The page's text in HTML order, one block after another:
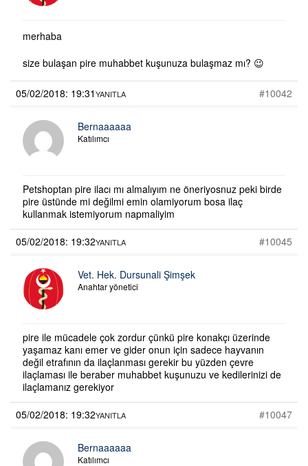
merhaba
size bulaşan pire muhabbet kuşunuza bulaşmaz mı? 😉
05/02/2018: 19:31 #10042
YANITLA
Bernaaaaaa
Katılımcı
Petshoptan pire ilacı mı almalıyım ne öneriyosnuz peki birde
pire üstünde mi değilmi emin olamiyorum bosa ilaç
kullanmak istemiyorum napmaliyim
05/02/2018: 19:32
#10045
YANITLA
Vet. Hek. Dursunali Şimşek
Anahtar yönetici
pire ile mücadele çok zordur çünkü pire konakçı üzerinde
yaşamaz kanı emer ve gider onun için sadece hayvanın
değil etrafının da ilaçlanması gerekir bu yüzden çevre
ilaçlaması ile beraber muhabbet kuşunuzu ve kedilerinizi de
ilaçlamanız gerekiyor
05/02/2018: 19:32
#10047
YANITLA
Bernaaaaaa
Katılımcı